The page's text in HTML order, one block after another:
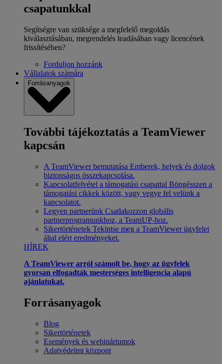
csapatunkkal
Segítségre van szüksége a megfelelő megoldás
kiválasztásában, megrendelés leadásában vagy licencének
frissítésében?
Forduljon hozzánk
Vállalatok számára
Forrásanyagok
További tájékoztatás a TeamViewer
kapcsán
A TeamViewer bemutatása Emberek, helyek és dolgok
biztonságos összekapcsolása.
Kapcsolatfelvétel a támogatási csapattal Böngésszen a
támogatási cikkek között, vagy vegye fel velünk a
kapcsolatot.
Legyen partnerünk Csatlakozzon globális
partnerprogramunkhoz, a TeamUP-hoz.
Sikertörténetek Tekintse meg a TeamViewer ügyfelei
által elért eredményeket.
HÍREK
A TeamViewer arról számolt be, hogy az ügyfelek
gyorsan elfogadták mesterséges intelligencia alapú
ajánlatukat.
Forrásanyagok
Blog
Sikertörténetek
Események és webináriumok
Adatvédelmi központ